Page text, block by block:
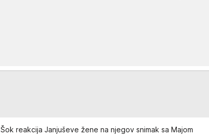
Šok reakcija Janjuševe žene na njegov snimak sa Majom